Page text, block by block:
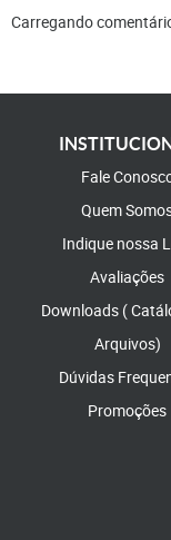
Carregando
Fale
Quem
Indique nossa
Avaliações
Downloads (
Arquivos)
Dúvidas
Promoções